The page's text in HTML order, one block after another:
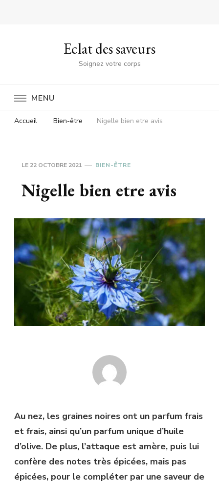
Eclat des saveurs
Soignez votre corps
MENU
Accueil Bien-être Nigelle bien etre avis
LE 22 OCTOBRE 2021 BIEN-ÊTRE
Nigelle bien etre avis
Au nez, les graines noires ont un parfum frais
et frais, ainsi qu’un parfum unique d’huile
d’olive. De plus, l’attaque est amère, puis lui
confère des notes très épicées, mais pas
épicées, pour le compléter par une saveur de